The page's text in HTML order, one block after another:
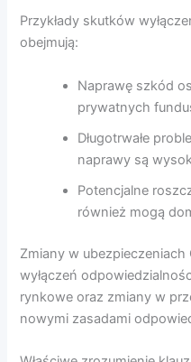
Przykłady skutków
obejmują:
Naprawę szkód
prywatnych
Długotrwałe
naprawy są
Potencjalne
również mogą
Zmiany w ubezpieczeniach
wyłączeń
rynkowe oraz zmiany w
nowymi zasadami